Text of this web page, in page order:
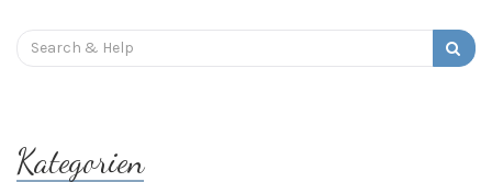
Search
for:
Kategorien